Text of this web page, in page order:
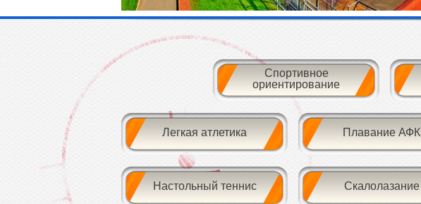
Спортивное
ориентирование
Легкая атлетика Плавание АФК
Настольный теннис Скалолазание